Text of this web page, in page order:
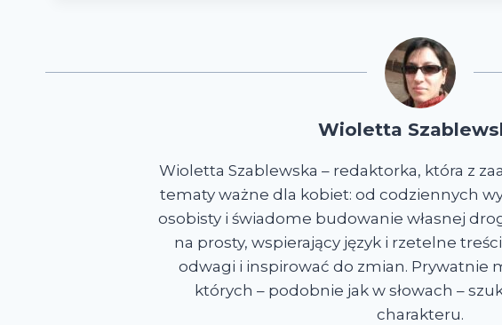
Wioletta
Wioletta Szablewska – redaktorka, która z
tematy ważne dla kobiet: od codziennych
osobisty i świadome budowanie własnej
na prosty, wspierający język i rzetelne
odwagi i inspirować do zmian. Prywatnie
których – podobnie jak w słowach –
charakteru.